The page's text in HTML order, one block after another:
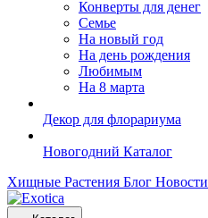
Конверты для денег
Семье
На новый год
На день рождения
Любимым
На 8 марта
Декор для флорариума
Новогодний Каталог
Хищные Растения Блог Новости